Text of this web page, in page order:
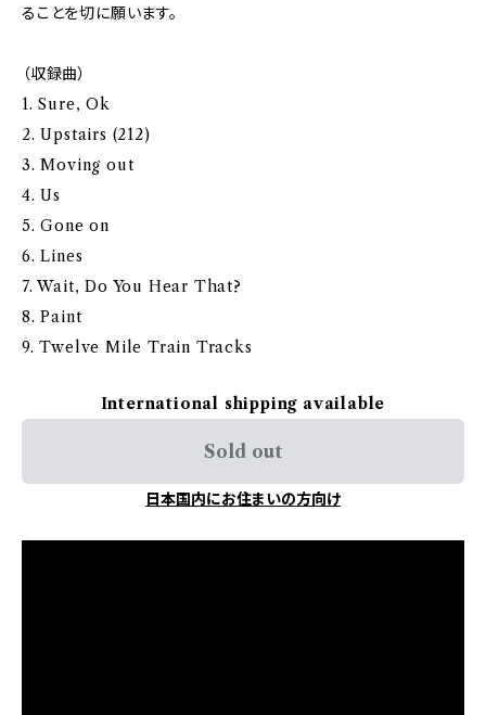
ることを切に願います。
（収録曲）
1. Sure, Ok
2. Upstairs (212)
3. Moving out
4. Us
5. Gone on
6. Lines
7. Wait, Do You Hear That?
8. Paint
9. Twelve Mile Train Tracks
International shipping available
Sold out
日本国内にお住まいの方向け